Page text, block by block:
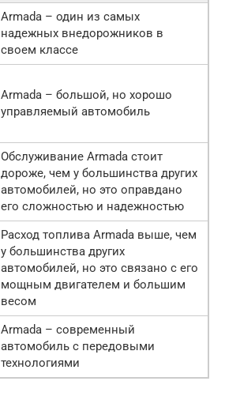
Armada – один из самых
надежных внедорожников в
своем классе
Armada – большой, но хорошо
управляемый автомобиль
Обслуживание Armada стоит
дороже, чем у большинства других
автомобилей, но это оправдано
его сложностью и надежностью
Расход топлива Armada выше, чем
у большинства других
автомобилей, но это связано с его
мощным двигателем и большим
весом
Armada – современный
автомобиль с передовыми
технологиями